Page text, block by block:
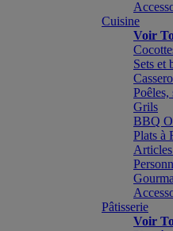
Cuisine
Voir
Sets et
Poêles,
Grils
BBQ
Plats à
Pâtisserie
Voir